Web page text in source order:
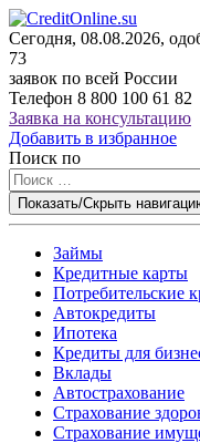
Сегодня, 08.08.2026,
73
заявок по всей России
Телефон 8 800 100 61 82
Заявка на консультацию
Добавить в избранное
Поиск по
Показать/Скрыть
Займы
Кредитные карты
Потребительские
Автокредиты
Ипотека
Кредиты для
Вклады
Автострахование
Страхование
Страхование